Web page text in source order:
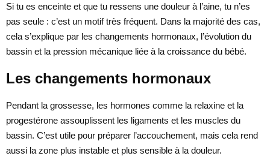
Si tu es enceinte et que tu ressens une douleur à l’aine, tu n’es
pas seule : c’est un motif très fréquent. Dans la majorité des cas,
cela s’explique par les changements hormonaux, l’évolution du
bassin et la pression mécanique liée à la croissance du bébé.
Les changements hormonaux
Pendant la grossesse, les hormones comme la relaxine et la
progestérone assouplissent les ligaments et les muscles du
bassin. C’est utile pour préparer l’accouchement, mais cela rend
aussi la zone plus instable et plus sensible à la douleur.